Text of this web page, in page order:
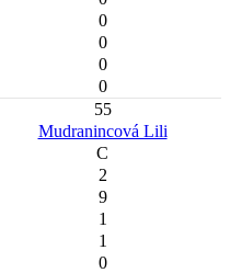
0
0
0
0
55
Mudranincová Lili
C
2
9
1
1
0